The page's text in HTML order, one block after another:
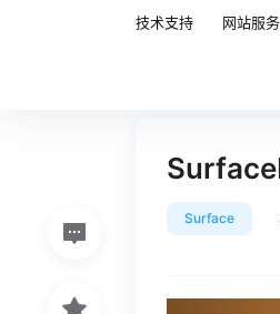
技术支持 网站服务
Surface